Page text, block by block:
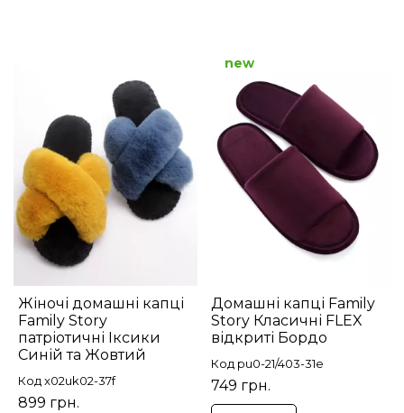
Жіночі домашні капці
Family Story
патріотичні Іксики
Синій та Жовтий
Код x02uk02-37f
899 грн.
Домашні капці Family
Story Класичні FLEX
відкриті Бордо
Код pu0-21/403-31e
749 грн.
new